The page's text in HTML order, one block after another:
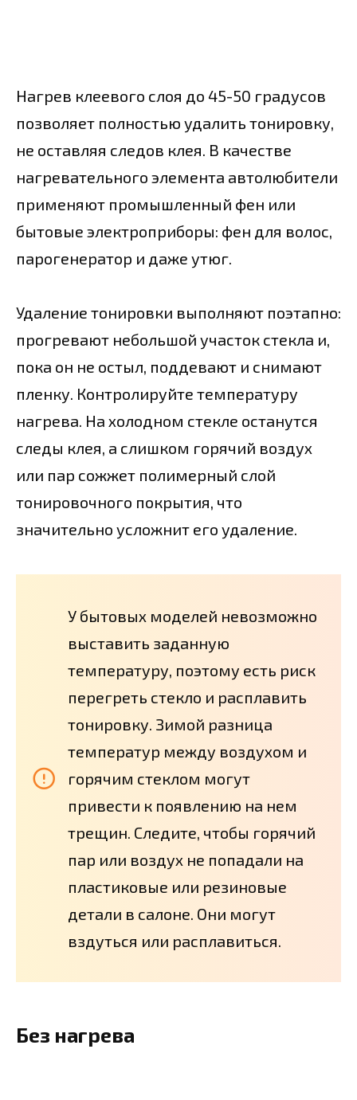
Нагрев клеевого слоя до 45-50 градусов
позволяет полностью удалить тонировку,
не оставляя следов клея. В качестве
нагревательного элемента автолюбители
применяют промышленный фен или
бытовые электроприборы: фен для волос,
парогенератор и даже утюг.
Удаление тонировки выполняют поэтапно:
прогревают небольшой участок стекла и,
пока он не остыл, поддевают и снимают
пленку. Контролируйте температуру
нагрева. На холодном стекле останутся
следы клея, а слишком горячий воздух
или пар сожжет полимерный слой
тонировочного покрытия, что
значительно усложнит его удаление.
У бытовых моделей невозможно
выставить заданную
температуру, поэтому есть риск
перегреть стекло и расплавить
тонировку. Зимой разница
температур между воздухом и
горячим стеклом могут
привести к появлению на нем
трещин. Следите, чтобы горячий
пар или воздух не попадали на
пластиковые или резиновые
детали в салоне. Они могут
вздуться или расплавиться.
Без нагрева